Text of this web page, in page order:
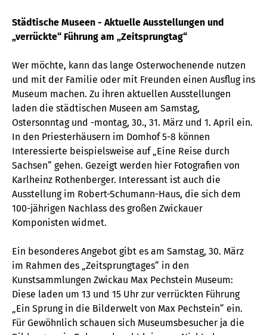
Städtische Museen - Aktuelle Ausstellungen und
„verrückte“ Führung am „Zeitsprungtag“
Wer möchte, kann das lange Osterwochenende nutzen
und mit der Familie oder mit Freunden einen Ausflug ins
Museum machen. Zu ihren aktuellen Ausstellungen
laden die städtischen Museen am Samstag,
Ostersonntag und -montag, 30., 31. März und 1. April ein.
In den Priesterhäusern im Domhof 5-8 können
Interessierte beispielsweise auf „Eine Reise durch
Sachsen“ gehen. Gezeigt werden hier Fotografien von
Karlheinz Rothenberger. Interessant ist auch die
Ausstellung im Robert-Schumann-Haus, die sich dem
100-jährigen Nachlass des großen Zwickauer
Komponisten widmet.
Ein besonderes Angebot gibt es am Samstag, 30. März
im Rahmen des „Zeitsprungtages“ in den
Kunstsammlungen Zwickau Max Pechstein Museum:
Diese laden um 13 und 15 Uhr zur verrückten Führung
„Ein Sprung in die Bilderwelt von Max Pechstein“ ein.
Für Gewöhnlich schauen sich Museumsbesucher ja die